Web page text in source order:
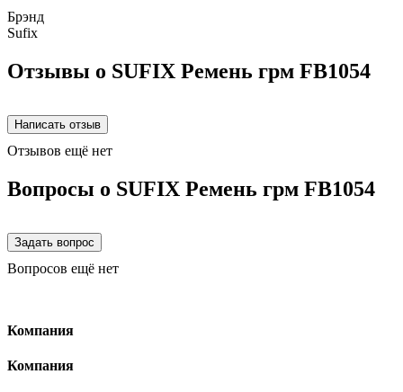
Брэнд
Sufix
Отзывы о SUFIX Ремень грм FB1054
Отзывов ещё нет
Вопросы о SUFIX Ремень грм FB1054
Вопросов ещё нет
Компания
Компания